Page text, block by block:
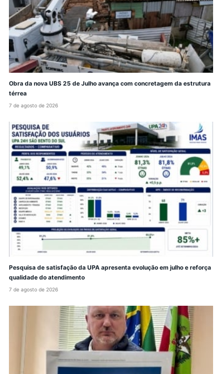
Obra da nova UBS 25 de Julho avança com concretagem da estrutura
térrea
7 de agosto de 2026
Pesquisa de satisfação da UPA apresenta evolução em julho e reforça
qualidade do atendimento
7 de agosto de 2026